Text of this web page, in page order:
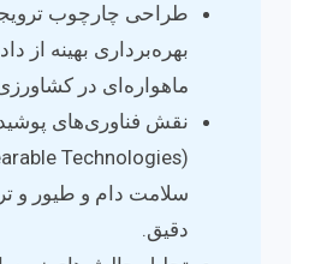
طراحی چارچوب
بهره‌برداری بهینه از
ماهواره‌ای در
نقش فناوری‌های
سلامت دام و طیور و
دقیق.